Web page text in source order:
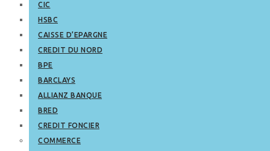
CIC
HSBC
CAISSE D’EPARGNE
CREDIT DU NORD
BPE
BARCLAYS
ALLIANZ BANQUE
BRED
CREDIT FONCIER
COMMERCE